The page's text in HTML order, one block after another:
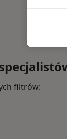
filtrów: